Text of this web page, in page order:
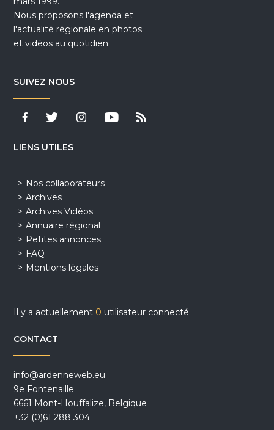
Nous proposons l'agenda et
l'actualité régionale en photos
et vidéos au quotidien.
SUIVEZ NOUS
LIENS UTILES
Nos collaborateurs
Archives
Archives Vidéos
Annuaire régional
Petites annonces
FAQ
Mentions légales
Il y a actuellement 0 utilisateur connecté.
CONTACT
info@ardenneweb.eu
9e Fontenaille
6661 Mont-Houffalize, Belgique
+32 (0)61 288 304